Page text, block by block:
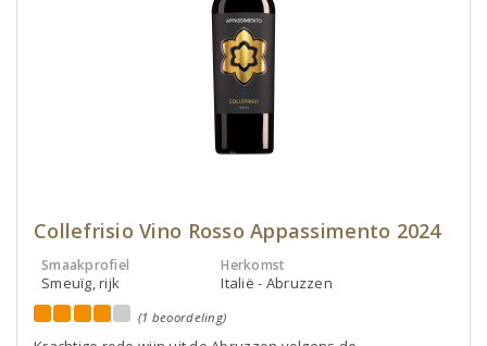
Collefrisio Vino Rosso Appassimento 2024
Smaakprofiel
Smeuïg, rijk
Herkomst
Italië - Abruzzen
(1 beoordeling)